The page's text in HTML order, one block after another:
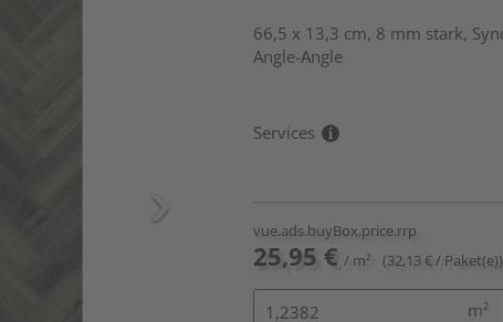
66,5 x 13,3 cm, 8 mm stark,
Angle-Angle
Services
vue.ads.buyBox.price.rrp
25,95 € / m² (32,13 € / Paket(e))
m²